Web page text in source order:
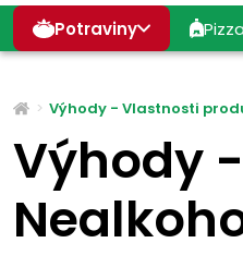
Potraviny
Výhody - Vlastnosti
Výhody